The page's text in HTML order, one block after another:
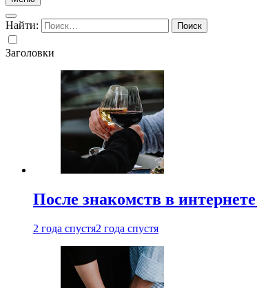
Найти:
Заголовки
После знакомств в
2 года спустя2 года спустя